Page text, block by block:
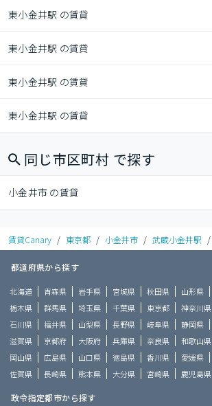
東小金井駅 の賃貸
東小金井駅 の賃貸
東小金井駅 の賃貸
東小金井駅 の賃貸
同じ市区町村 で探す
小金井市 の賃貸
賃貸Canary / 東京都 / 小金井市 / 武蔵小金井駅 /
都道府県から探す
北海道 青森県 岩手県 宮城県 秋田県 山形県
栃木県
群馬県 埼玉県 千葉県 東京都 神奈川県
石川県
福井県 山梨県 長野県 岐阜県 静岡県
滋賀県
京都府 大阪府 兵庫県 奈良県 和歌山県
岡山県
広島県 山口県 徳島県 香川県 愛媛県
佐賀県
長崎県 熊本県 大分県 宮崎県 鹿児島県
政令指定都市から探す